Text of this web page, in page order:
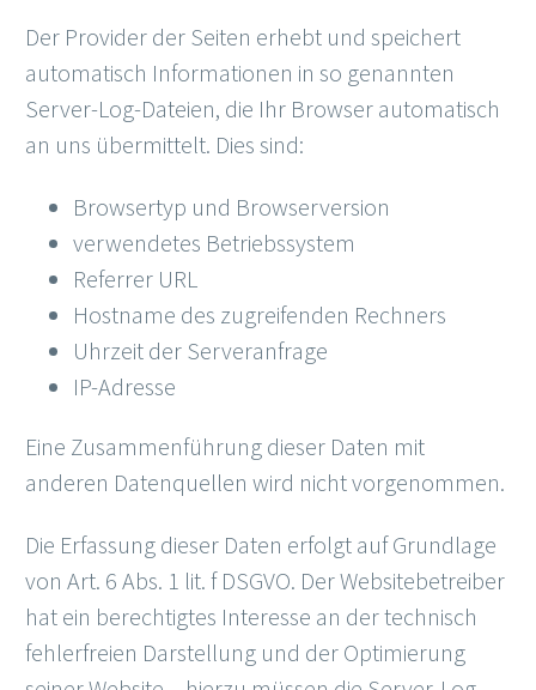
Der Provider der Seiten erhebt und speichert
automatisch Informationen in so genannten
Server-Log-Dateien, die Ihr Browser automatisch
an uns übermittelt. Dies sind:
Browsertyp und Browserversion
verwendetes Betriebssystem
Referrer URL
Hostname des zugreifenden Rechners
Uhrzeit der Serveranfrage
IP-Adresse
Eine Zusammenführung dieser Daten mit
anderen Datenquellen wird nicht vorgenommen.
Die Erfassung dieser Daten erfolgt auf Grundlage
von Art. 6 Abs. 1 lit. f DSGVO. Der Websitebetreiber
hat ein berechtigtes Interesse an der technisch
fehlerfreien Darstellung und der Optimierung